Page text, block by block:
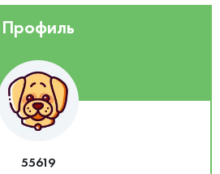
Профиль
55619